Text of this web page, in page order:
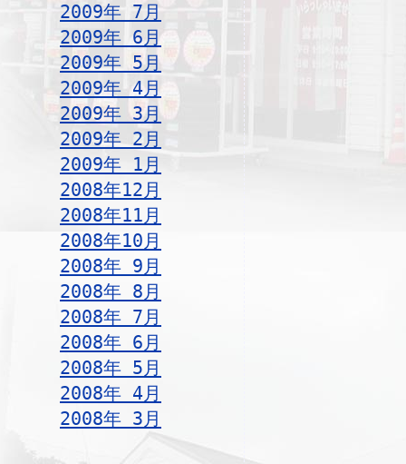
2009年 7月
2009年 6月
2009年 5月
2009年 4月
2009年 3月
2009年 2月
2009年 1月
2008年12月
2008年11月
2008年10月
2008年 9月
2008年 8月
2008年 7月
2008年 6月
2008年 5月
2008年 4月
2008年 3月